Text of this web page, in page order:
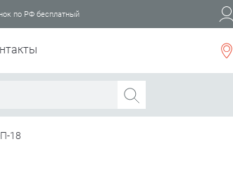
по РФ бесплатный
18